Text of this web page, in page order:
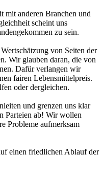
mit anderen Branchen und
scheint uns
zu sein.
von Seiten der
Wir glauben daran, die von
Dafür verlangen wir
fairen Lebensmittelpreis.
oder dergleichen.
und grenzen uns klar
Parteien ab! Wir wollen
Probleme aufmerksam
einen friedlichen Ablauf der